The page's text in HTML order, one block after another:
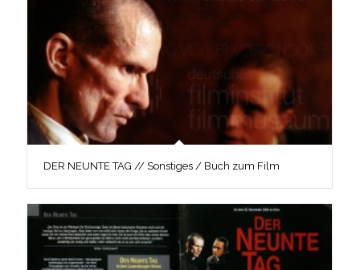
DER NEUNTE TAG // Sonstiges / Buch zum Film